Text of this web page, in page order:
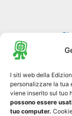
I siti web della
personalizzare la tua
viene inserito sul tuo
possono essere
tuo computer.